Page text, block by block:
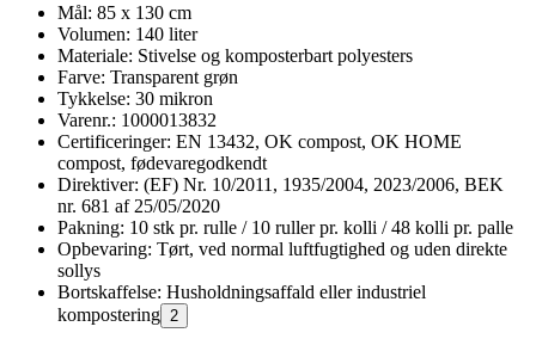
Mål: 85 x 130 cm
Volumen: 140 liter
Materiale: Stivelse og komposterbart polyesters
Farve: Transparent grøn
Tykkelse: 30 mikron
Varenr.: 1000013832
Certificeringer: EN 13432, OK compost, OK HOME
compost, fødevaregodkendt
Direktiver: (EF) Nr. 10/2011, 1935/2004, 2023/2006, BEK
nr. 681 af 25/05/2020
Pakning: 10 stk pr. rulle / 10 ruller pr. kolli / 48 kolli pr. palle
Opbevaring: Tørt, ved normal luftfugtighed og uden direkte
sollys
Bortskaffelse: Husholdningsaffald eller industriel
kompostering 2